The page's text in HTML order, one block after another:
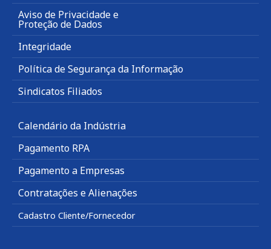
Aviso de Privacidade e
Proteção de Dados
Integridade
Política de Segurança da Informação
Sindicatos Filiados
Calendário da Indústria
Pagamento RPA
Pagamento a Empresas
Contratações e Alienações
Cadastro Cliente/Fornecedor